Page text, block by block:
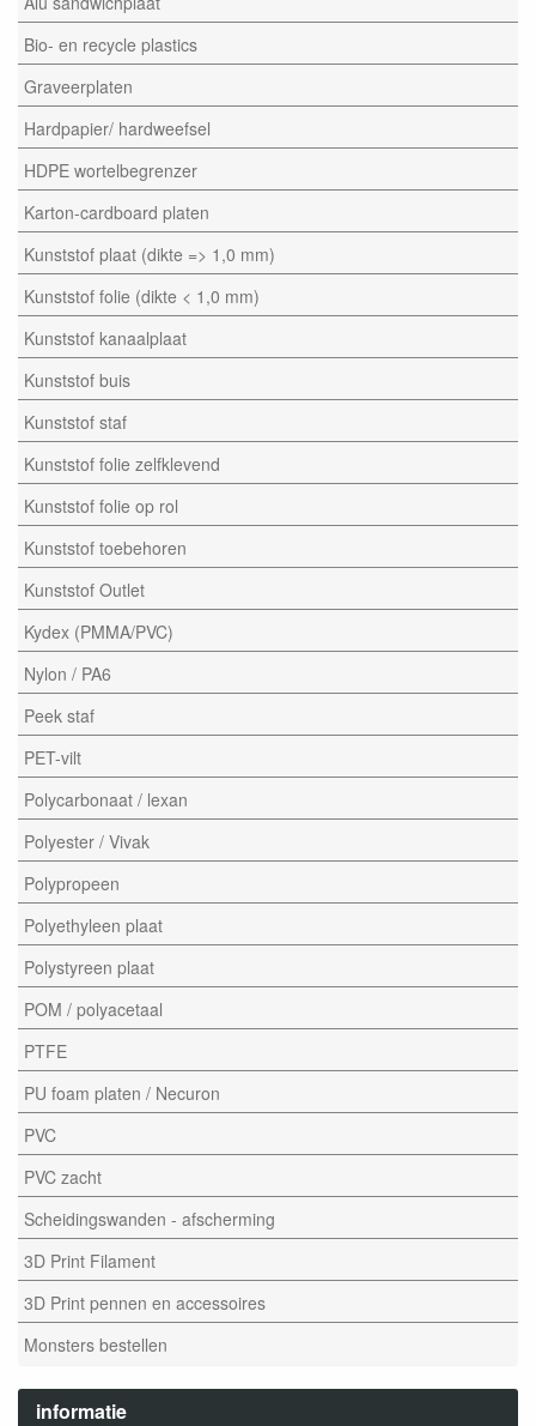
Bio- en recycle plastics
Graveerplaten
Hardpapier/ hardweefsel
HDPE wortelbegrenzer
Karton-cardboard platen
Kunststof plaat (dikte => 1,0 mm)
Kunststof folie (dikte < 1,0 mm)
Kunststof kanaalplaat
Kunststof buis
Kunststof staf
Kunststof folie zelfklevend
Kunststof folie op rol
Kunststof toebehoren
Kunststof Outlet
Kydex (PMMA/PVC)
Nylon / PA6
Peek staf
PET-vilt
Polycarbonaat / lexan
Polyester / Vivak
Polypropeen
Polyethyleen plaat
Polystyreen plaat
POM / polyacetaal
PTFE
PU foam platen / Necuron
PVC
PVC zacht
Scheidingswanden - afscherming
3D Print Filament
3D Print pennen en accessoires
Monsters bestellen
informatie